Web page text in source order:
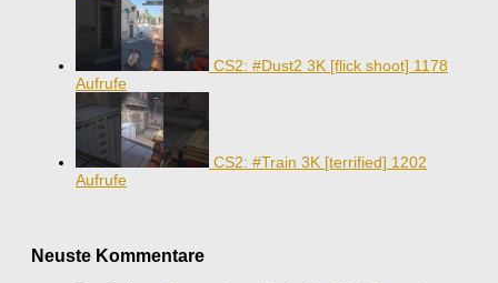
CS2: #Dust2 3K [flick shoot] 1178
Aufrufe
CS2: #Train 3K [terrified] 1202
Aufrufe
Neuste Kommentare